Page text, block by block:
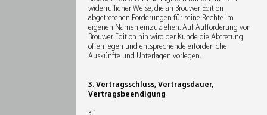
widerruflicher Weise, die an Brouwer Edition
abgetretenen Forderungen für seine Rechte im
eigenen Namen einzuziehen. Auf Aufforderung von
Brouwer Edition hin wird der Kunde die Abtretung
offen legen und entsprechende erforderliche
Auskünfte und Unterlagen vorlegen.
3. Vertragsschluss, Vertragsdauer,
Vertragsbeendigung